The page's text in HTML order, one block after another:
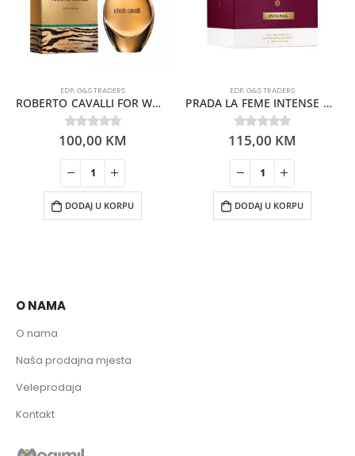
EDP,G&S TRADERS
ROBERTO CAVALLI FOR WOMEN EDP 75ML
0out of 5
100,00 KM
DODAJ U KORPU
EDP,G&S TRADERS
PRADA LA FEME INTENSE WOMEN EDP 35ML
0out of 5
115,00 KM
DODAJ U KORPU
O NAMA
O nama
Naša prodajna mjesta
Veleprodaja
Kontakt